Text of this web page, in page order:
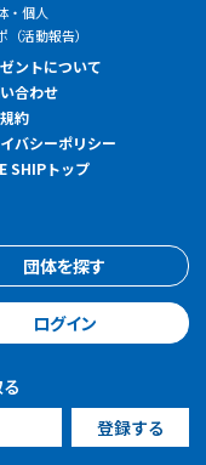
・個人
（活動報告）
ントについて
合わせ
約
バシーポリシー
SHIPトップ
団体を探す
ログイン